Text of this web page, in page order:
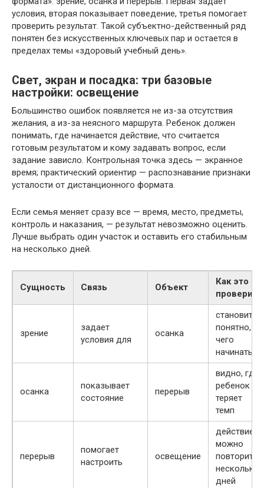
условия, вторая показывает поведение, третья помогает
проверить результат. Такой субъектно-действенный ряд
понятен без искусственных ключевых пар и остается в
пределах темы «здоровый учебный день».
Свет, экран и посадка: три базовые
настройки: освещение
Большинство ошибок появляется не из-за отсутствия
желания, а из-за неясного маршрута. Ребенок должен
понимать, где начинается действие, что считается
готовым результатом и кому задавать вопрос, если
задание зависло. Контрольная точка здесь — экранное
время; практический ориентир — распознавание признаки
усталости от дистанционного формата.
Если семья меняет сразу все — время, место, предметы,
контроль и наказания, — результат невозможно оценить.
Лучше выбрать один участок и оставить его стабильным
на несколько дней.
Сущность Связь Объект
Как это
проверить
зрение
задает
условия для
осанка
становится
понятно, с
чего
начинать
осанка
показывает
состояние
перерыв
видно, где
ребенок
теряет
темп
перерыв
помогает
настроить
освещение
действие
можно
повторить
несколько
дней